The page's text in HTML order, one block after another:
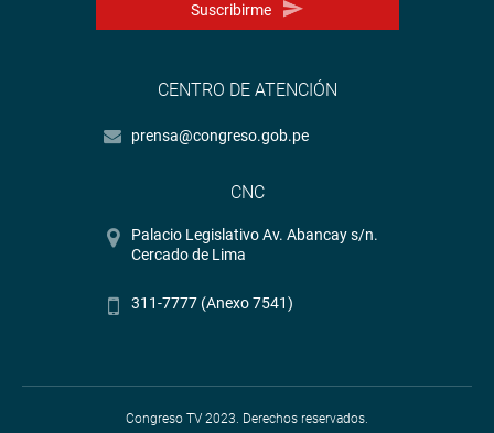
Suscribirme
CENTRO DE ATENCIÓN
prensa@congreso.gob.pe
CNC
Palacio Legislativo Av. Abancay s/n.
Cercado de Lima
311-7777 (Anexo 7541)
Congreso TV 2023. Derechos reservados.